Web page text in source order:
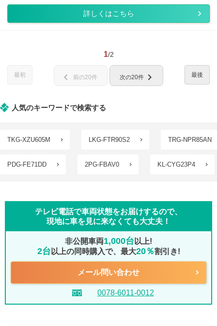
詳しくはこちら
1/2
最初 最後
chevron_left 前の20件 次の20件 chevron_right
人気のキーワードで検索する
TKG-XZU605M LKG-FTR90S2 TRG-NPR85AN
PDG-FE71DD 2PG-FBAV0 KL-CYG23P4
テレビ電話で車両状態をお届けするので、
現地に車を見に来なくても大丈夫！
非公開車両1,000台 以上!
2台 以上の同時購入で、最大20％割引き!
メール問い合わせ
0078-6011-0012